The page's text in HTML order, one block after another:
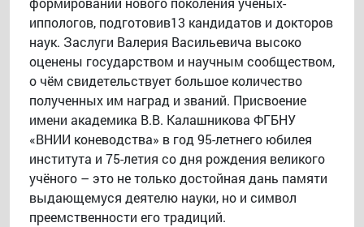
иппологов, подготовив13 кандидатов и докторов
наук. Заслуги Валерия Васильевича высоко
оценены государством и научным сообществом,
о чём свидетельствует большое количество
полученных им наград и званий. Присвоение
имени академика В.В. Калашникова ФГБНУ
«ВНИИ коневодства» в год 95-летнего юбилея
института и 75-летия со дня рождения великого
учёного – это не только достойная дань памяти
выдающемуся деятелю науки, но и символ
преемственности его традиций.